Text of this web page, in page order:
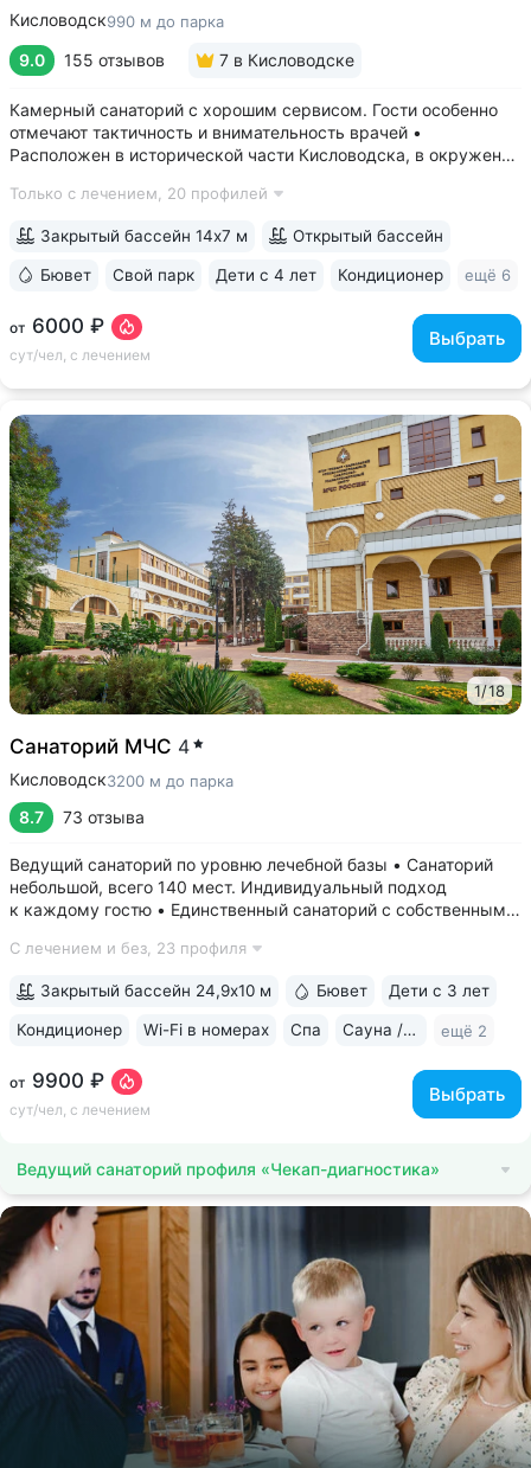
Кисловодск990 м до парка
9.0 155 отзывов 7 в Кисловодске
Камерный санаторий с хорошим сервисом. Гости особенно
отмечают тактичность и внимательность врачей •
Расположен в исторической части Кисловодска, в окружении
лестницы и входа в Курортный парк • Территория 3,2 га
Только с лечением, 20 профилей
от 6000 ₽
сут/чел, с лечением
Выбрать
Закрытый бассейн 14х7 м Открытый бассейн
Бювет Свой парк Дети с 4 лет Кондиционер ещё 6
1/18
Санаторий МЧС 4
Кисловодск3200 м до парка
8.7 73 отзыва
Ведущий санаторий по уровню лечебной базы • Санаторий
небольшой, всего 140 мест. Индивидуальный подход
к каждому гостю • Единственный санаторий c собственными
комплекс CON-TREX (Германия) для диагностики
С лечением и без, 23 профиля
от 9900 ₽
сут/чел, с лечением
Выбрать
Закрытый бассейн 24,9х10 м Бювет Дети с 3 лет
Кондиционер Wi-Fi в номерах Спа Сауна / хаммам ещё 2
Ведущий санаторий профиля «Чекап-диагностика»